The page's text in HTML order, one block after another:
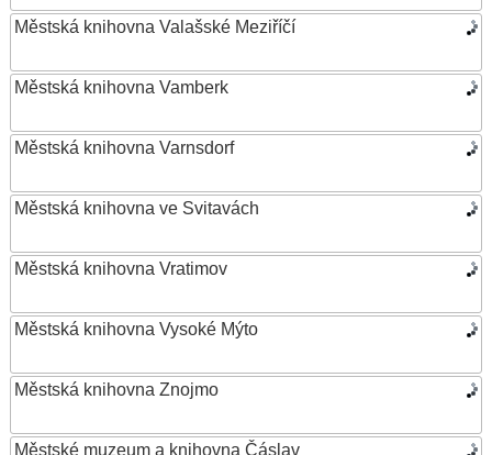
Městská knihovna Valašské Meziříčí
Městská knihovna Vamberk
Městská knihovna Varnsdorf
Městská knihovna ve Svitavách
Městská knihovna Vratimov
Městská knihovna Vysoké Mýto
Městská knihovna Znojmo
Městské muzeum a knihovna Čáslav